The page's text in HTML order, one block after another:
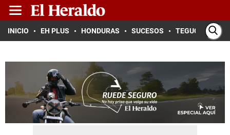
INICIO EH PLUS HONDURAS SUCESOS TEGUCIGALPA